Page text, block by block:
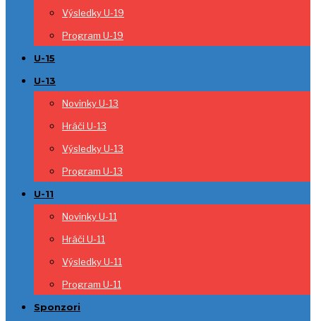
Výsledky U-19
Program U-19
U-15
U-13
Novinky U-13
Hráči U-13
Výsledky U-13
Program U-13
U-11
Novinky U-11
Hráči U-11
Výsledky U-11
Program U-11
Sponzori